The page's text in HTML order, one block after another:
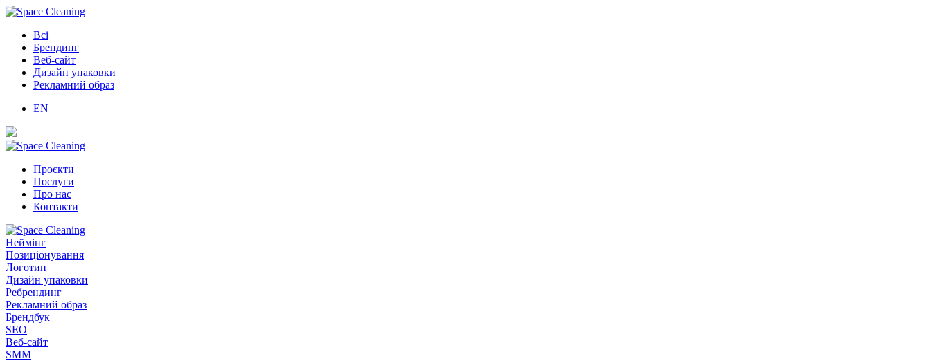
Всі
Брендинг
Веб-сайт
Дизайн упаковки
Рекламний образ
EN
Проєкти
Послуги
Про нас
Контакти
Неймінг
Позиціонування
Логотип
Дизайн упаковки
Ребрендинг
Рекламний образ
Брендбук
SEO
Веб-сайт
SMM